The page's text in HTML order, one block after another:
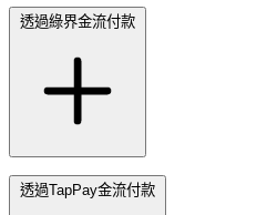
透過綠界金流付款
透過TapPay金流付款